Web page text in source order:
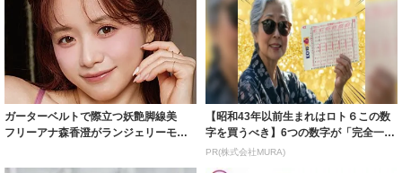
ガーターベルトで際立つ妖艶脚線美
フリーアナ森香澄がランジェリーモデ
【昭和43年以前生まれはロト６この数
字を買うべき】6つの数字が「完全一
致」する方...
PR(株式会社MURA)